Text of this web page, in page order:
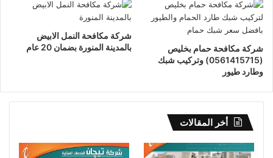
شركة مكافحة حمام بخليص
(0561415715) وتركيب شبك
وطارد طيور
شركة مكافحة النمل الابيض
بالمدينة المنورة بضمان 20 عام
أخر المقالات